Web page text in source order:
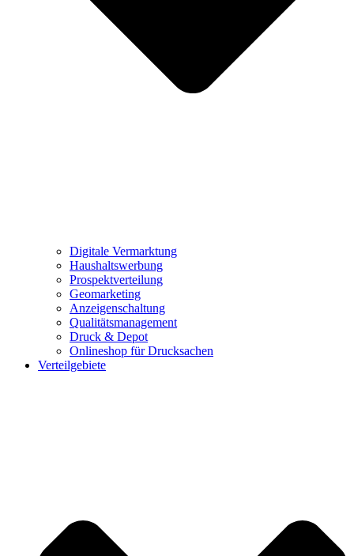
Digitale Vermarktung
Haushaltswerbung
Prospektverteilung
Geomarketing
Anzeigenschaltung
Qualitätsmanagement
Druck & Depot
Onlineshop für Drucksachen
Verteilgebiete